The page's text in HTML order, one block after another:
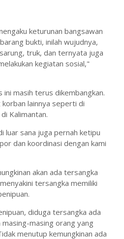
keturunan bangsawan
bukti, inilah wujudnya,
truk, dan ternyata juga
kegiatan sosial,"
ini masih terus dikembangkan.
lainnya seperti di
Kalimantan.
luar sana juga pernah ketipu
dan koordinasi dengan kami
akan ada tersangka
tersangka memiliki
diduga tersangka ada
masing orang yang
menutup kemungkinan ada